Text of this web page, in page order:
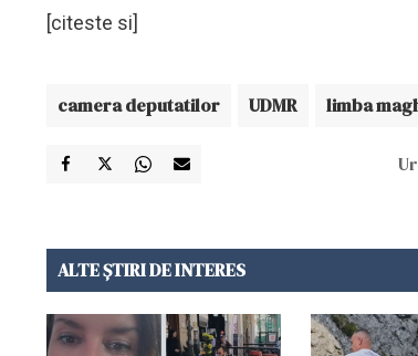
[citeste si]
camera deputatilor UDMR limba
ALTE ȘTIRI DE INTERES